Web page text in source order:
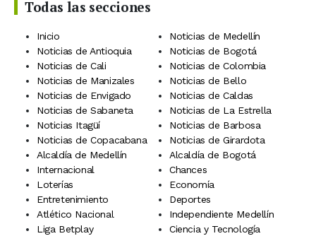
Todas las secciones
Inicio
Noticias de Medellín
Noticias de Antioquia
Noticias de Bogotá
Noticias de Cali
Noticias de Colombia
Noticias de Manizales
Noticias de Bello
Noticias de Envigado
Noticias de Caldas
Noticias de Sabaneta
Noticias de La Estrella
Noticias Itagüí
Noticias de Barbosa
Noticias de Copacabana
Noticias de Girardota
Alcaldía de Medellín
Alcaldía de Bogotá
Internacional
Chances
Loterías
Economía
Entretenimiento
Deportes
Atlético Nacional
Independiente Medellín
Liga Betplay
Ciencia y Tecnología